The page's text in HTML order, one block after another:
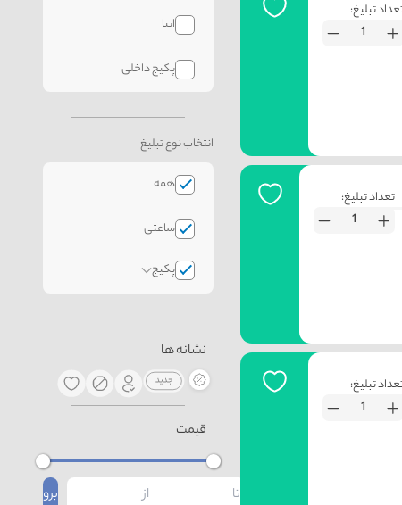
ایتا
پکیج داخلی
انتخاب نوع تبلیغ
همه
ساعتی
پکیج
نشانه ها
قیمت
برو
تبلیغ:
تعداد تبلیغ:
تبلیغ: